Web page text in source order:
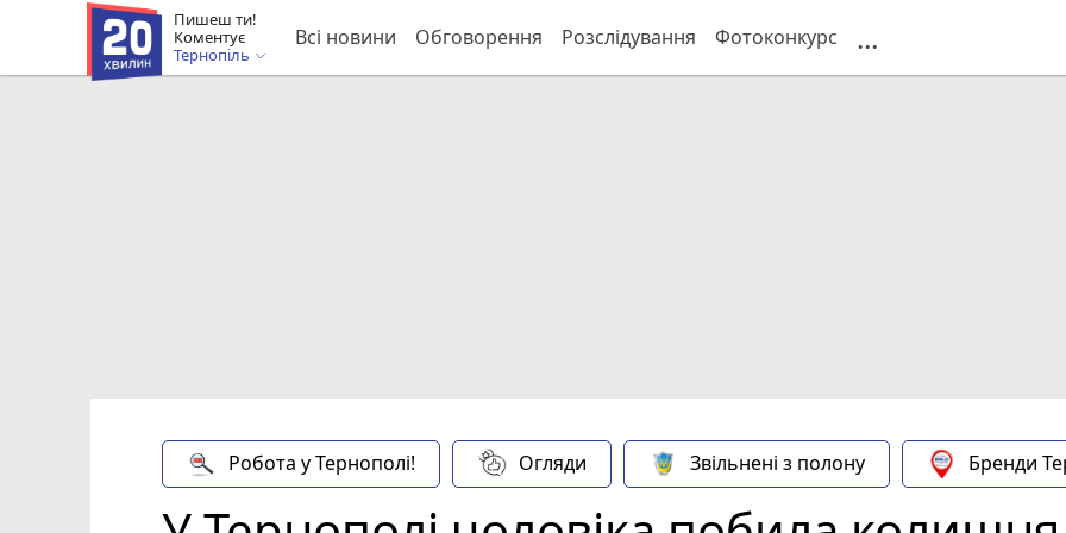
Пишеш ти!
Коментує
Тернопіль
Всі новини Обговорення Розслідування Фотоконкурс ...
Робота у Тернополі! Огляди Звільнені з полону Бренди